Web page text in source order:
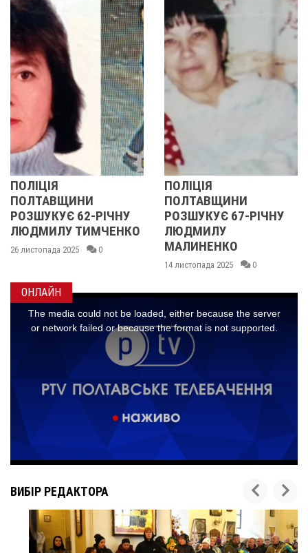
62-РІЧНУ
ТИМЧЕНКО
2025 0
ПОЛТАВЩИНИ
РОЗШУКУЄ 67-РІЧНУ
ЛЮДМИЛУ
МАЛИНЕНКО
14 листопада 2025 0
ОНЛАЙН
ВИБІР РЕДАКТОРА